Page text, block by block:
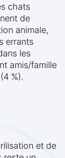
chats
de
animale,
errants
les
amis/famille
%).
et de